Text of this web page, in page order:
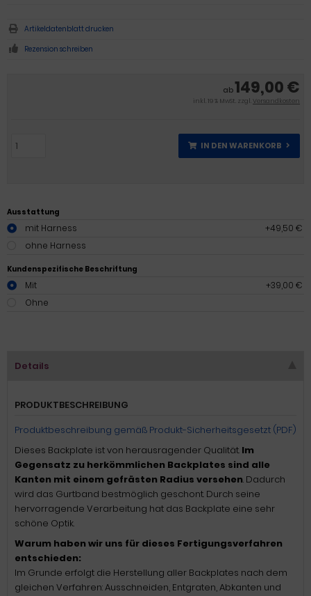
ab149,00 €
inkl. 19 % MwSt. zzgl.Versandkosten
IN DEN WARENKORB
Artikeldatenblatt drucken
Rezension schreiben
Ausstattung
mit Harness
+49,50 €
ohne Harness
Kundenspezifische Beschriftung
Mit
+39,00 €
Ohne
Details
PRODUKTBESCHREIBUNG
Produktbeschreibung gemäß Produkt-Sicherheitsgesetzt (PDF)
Dieses Backplate ist von herausragender Qualität. Im
Gegensatz zu herkömmlichen Backplates sind alle
Kanten mit einem gefrästen Radius versehen. Dadurch
wird das Gurtband bestmöglich geschont. Durch seine
hervorragende Verarbeitung hat das Backplate eine sehr
schöne Optik.
Warum haben wir uns für dieses Fertigungsverfahren
entschieden:
Im Grunde erfolgt die Herstellung aller Backplates nach dem
gleichen Verfahren: Ausschneiden, Entgraten, Abkanten und